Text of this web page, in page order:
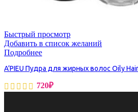
Быстрый просмотр
Добавить в список желаний
Подробнее
A’PIEU Пудра для жирных волос Oily
720₽